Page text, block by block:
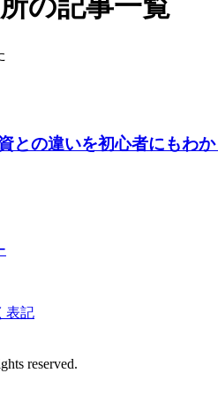
の記事一覧
との違いを初心者にもわ
表記
reserved.